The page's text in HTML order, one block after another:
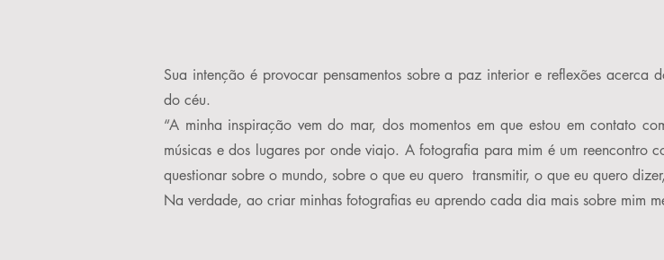
Sua intenção é provocar pensamentos sobre a paz interior e reflexões
do céu.
“A minha inspiração vem do mar, dos momentos em que estou em contato
músicas e dos lugares por onde viajo. A fotografia para mim é um reencontro
questionar sobre o mundo, sobre o que eu quero transmitir, o que eu quero
Na verdade, ao criar minhas fotografias eu aprendo cada dia mais sobre mim